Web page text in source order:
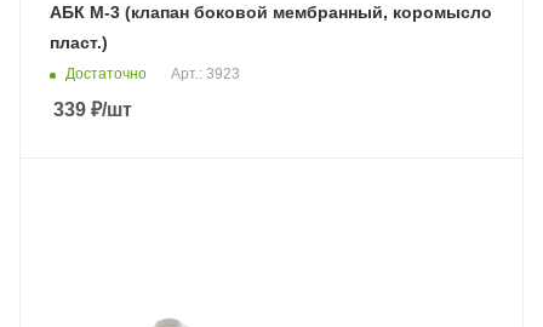
АБК М-3 (клапан боковой мембранный, коромысло
пласт.)
Достаточно Арт.: 3923
339 ₽/шт